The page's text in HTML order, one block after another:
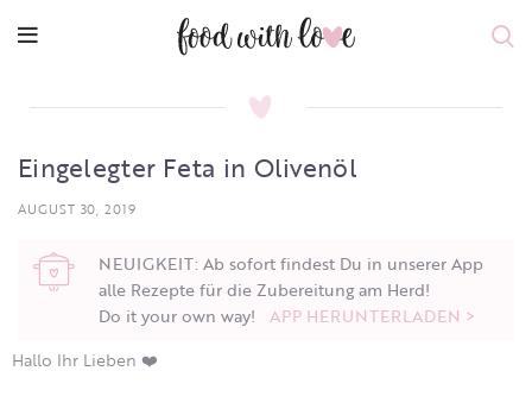
Eingelegter Feta in Olivenöl
AUGUST 30, 2019
NEUIGKEIT: Ab sofort findest Du in unserer App
alle Rezepte für die Zubereitung am Herd!
Do it your own way! APP HERUNTERLADEN >
Hallo Ihr Lieben ❤️